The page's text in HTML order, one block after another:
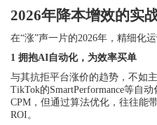
2026年降本增效的实
在“涨”声一片的2026年，精细化
1 拥抱AI自动化，为效率买单
与其抗拒平台涨价的趋势，不如主
TikTok的SmartPerformance等自
CPM，但通过算法优化，往往能
ROI。